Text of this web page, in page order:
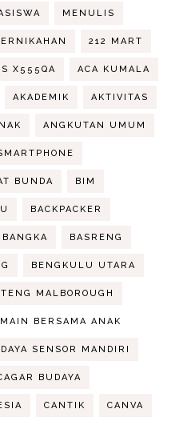
MENULIS
212 MART
X555QA ACA KUMALA
AKADEMIK AKTIVITAS
ANGKUTAN UMUM
BUNDA BIM
BACKPACKER
BANGKA BASRENG
BENGKULU UTARA
MALBOROUGH
BERSAMA ANAK
SENSOR MANDIRI
BUDAYA
CANTIK CANVA